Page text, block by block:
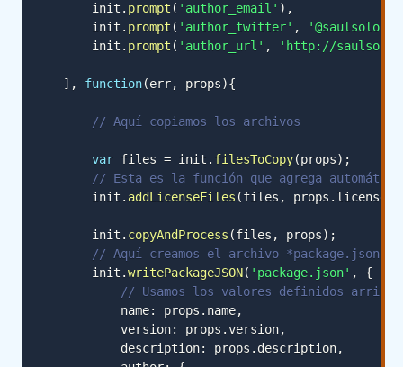
        init
. prompt ( 'author_email' ) ,
        init
. prompt ( 'author_twitter' ,
        init
. prompt ( 'author_url' , 'http://
] , function(err, props){
// Aquí copiamos los archivos
var files = init . filesToCopy(props) ;
// Esta es la función que agrega
        init
. addLicenseFiles (files , props . licenses
        init
. copyAndProcess (files , props) ;
// Aquí creamos el archivo *package.json*
        init
.writePackageJSON( 'package.json' ,
{
// Usamos los valores definidos arriba
            name
: props . name,
            version
: props .version,
            description
: props . description,